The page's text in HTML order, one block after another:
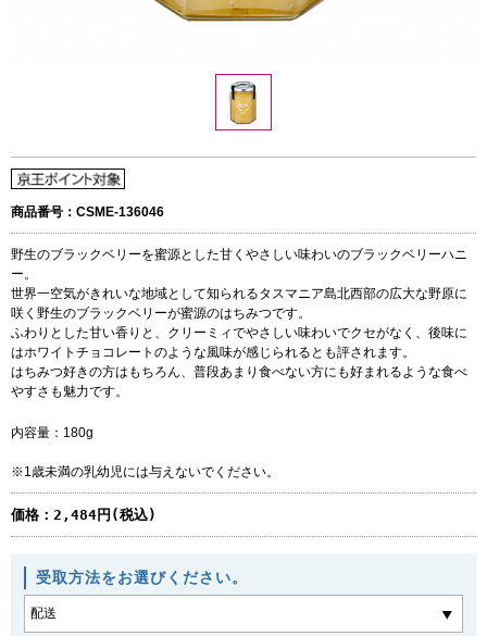
商品番号：CSME-136046
野生のブラックベリーを蜜源とした甘くやさしい味わいのブラックベリーハニ
ー。
世界一空気がきれいな地域として知られるタスマニア島北西部の広大な野原に
咲く野生のブラックベリーが蜜源のはちみつです。
ふわりとした甘い香りと、クリーミィでやさしい味わいでクセがなく、後味に
はホワイトチョコレートのような風味が感じられるとも評されます。
はちみつ好きの方はもちろん、普段あまり食べない方にも好まれるような食べ
やすさも魅力です。
内容量：180g
※1歳未満の乳幼児には与えないでください。
価格： 2,484円(税込)
受取方法をお選びください。